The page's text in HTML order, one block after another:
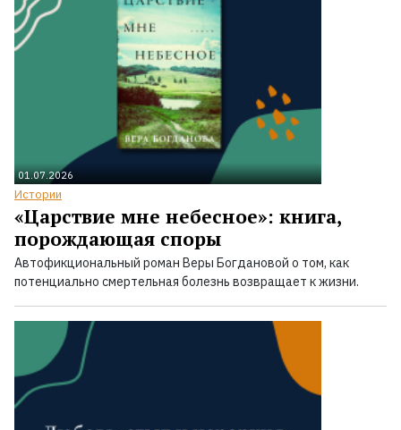
01.07.2026
Истории
«Царствие мне небесное»: книга,
порождающая споры
Автофикциональный роман Веры Богдановой о том, как
потенциально смертельная болезнь возвращает к жизни.